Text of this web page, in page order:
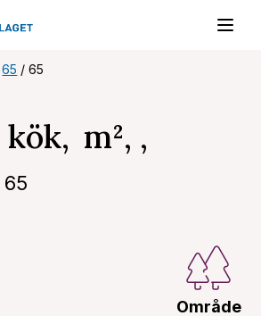
65 /65
m², ,
Område